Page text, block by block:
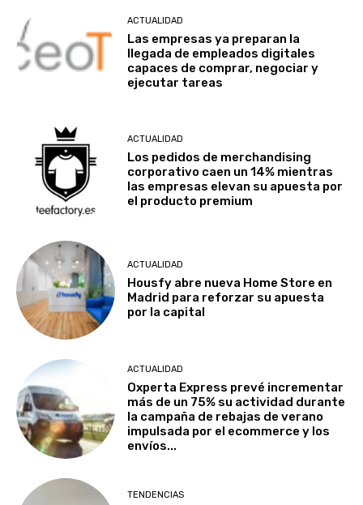
ACTUALIDAD
Las empresas ya preparan la
llegada de empleados digitales
capaces de comprar, negociar y
ejecutar tareas
ACTUALIDAD
Los pedidos de merchandising
corporativo caen un 14% mientras
las empresas elevan su apuesta por
el producto premium
ACTUALIDAD
Housfy abre nueva Home Store en
Madrid para reforzar su apuesta
por la capital
ACTUALIDAD
Oxperta Express prevé incrementar
más de un 75% su actividad durante
la campaña de rebajas de verano
impulsada por el ecommerce y los
envíos...
TENDENCIAS